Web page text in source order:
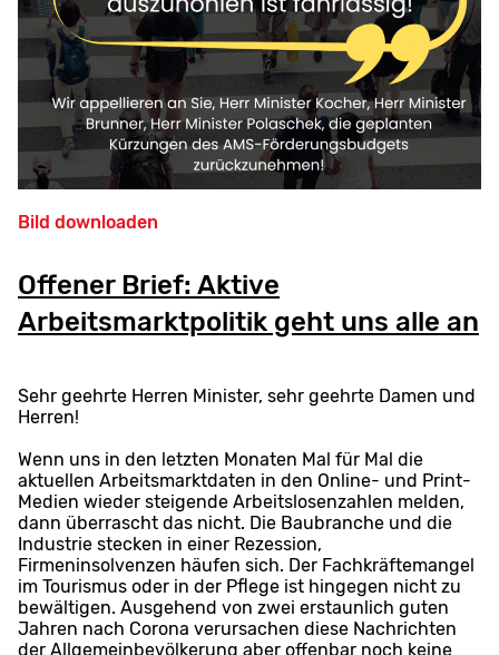
Bild downloaden
Offener Brief: Aktive
Arbeitsmarktpolitik geht uns alle an
Sehr geehrte Herren Minister, sehr geehrte Damen und
Herren!
Wenn uns in den letzten Monaten Mal für Mal die
aktuellen Arbeitsmarktdaten in den Online- und Print-
Medien wieder steigende Arbeitslosenzahlen melden,
dann überrascht das nicht. Die Baubranche und die
Industrie stecken in einer Rezession,
Firmeninsolvenzen häufen sich. Der Fachkräftemangel
im Tourismus oder in der Pflege ist hingegen nicht zu
bewältigen. Ausgehend von zwei erstaunlich guten
Jahren nach Corona verursachen diese Nachrichten
der Allgemeinbevölkerung aber offenbar noch keine